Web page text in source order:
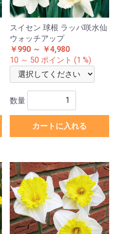
スイセン 球根 ラッパ咲水仙
ウォッチアップ
￥990 ～ ￥4,980
10 ～ 50 ポイント (1 %)
数量
カートに入れる